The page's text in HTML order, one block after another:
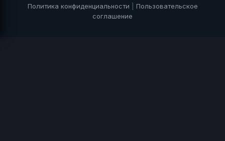
Политика конфиденциальности
Пользовательское
соглашение